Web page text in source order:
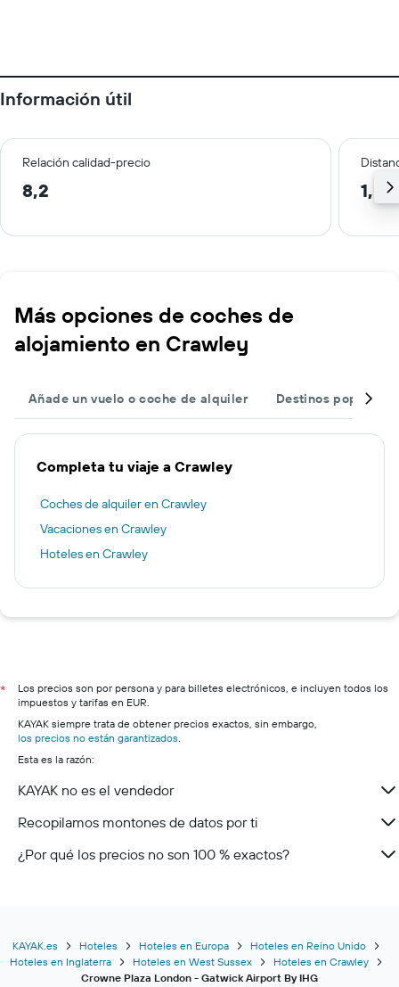
Información útil
Relación calidad-precio
8,2 1,5
Más opciones de coches de
alojamiento en Crawley
Añade un vuelo o coche de alquiler Destinos populares
Completa tu viaje a Crawley
Coches de alquiler en Crawley
Vacaciones en Crawley
Hoteles en Crawley
*
Los precios son por persona y para billetes electrónicos, e incluyen todos los
impuestos y tarifas en EUR.
KAYAK siempre trata de obtener precios exactos, sin embargo,
los precios no están garantizados.
Esta es la razón:
KAYAK no es el vendedor
Recopilamos montones de datos por ti
¿Por qué los precios no son 100 % exactos?
KAYAK.es Hoteles Hoteles en Europa
Hoteles en Reino Unido
Hoteles en Inglaterra
Hoteles en West Sussex
Hoteles en Crawley
Crowne Plaza London - Gatwick Airport By IHG